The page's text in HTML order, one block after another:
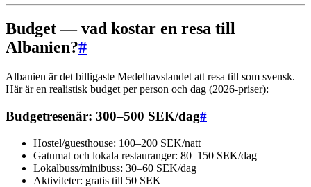
Budget — vad kostar en resa till
Albanien?#
Albanien är det billigaste Medelhavslandet att resa till som svensk.
Här är en realistisk budget per person och dag (2026-priser):
Budgetresenär: 300–500 SEK/dag#
Hostel/guesthouse: 100–200 SEK/natt
Gatumat och lokala restauranger: 80–150 SEK/dag
Lokalbuss/minibuss: 30–60 SEK/dag
Aktiviteter: gratis till 50 SEK